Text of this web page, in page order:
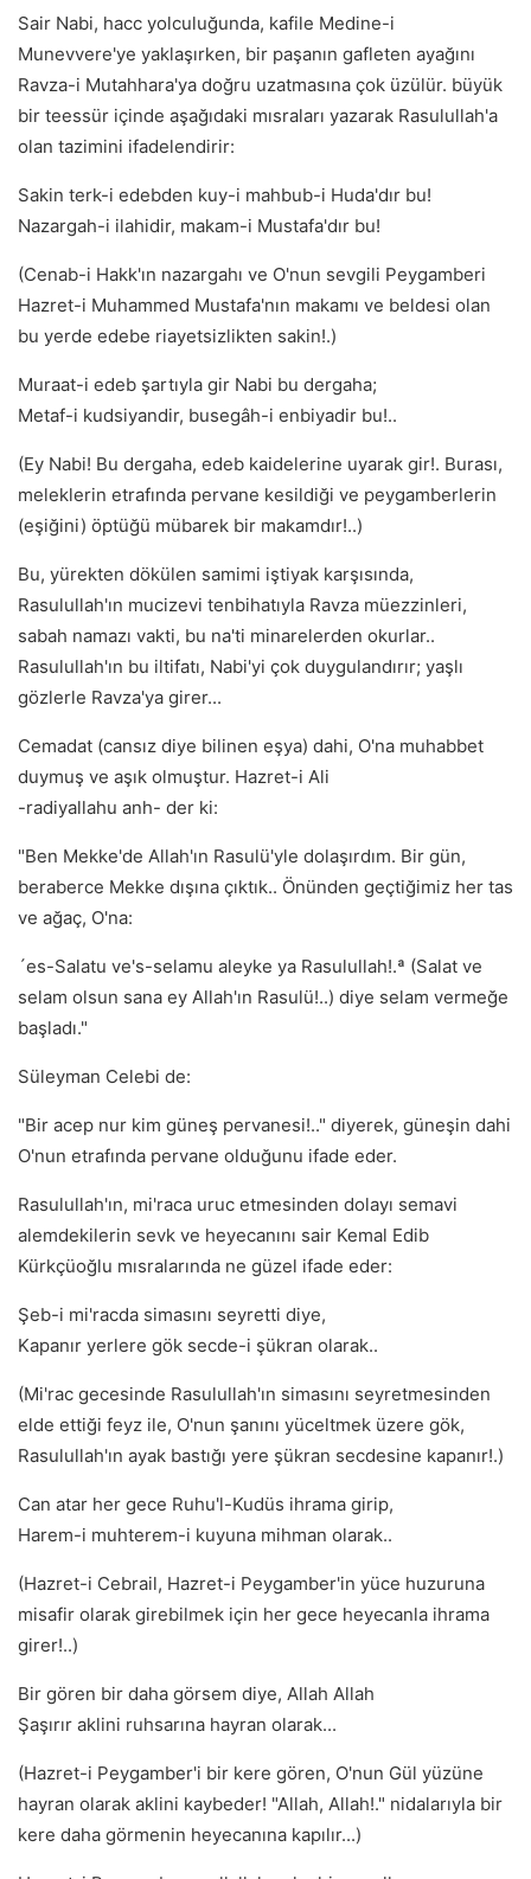
Sair Nabi, hacc yolculuğunda, kafile Medine-i
Munevvere'ye yaklaşırken, bir paşanın gafleten ayağını
Ravza-i Mutahhara'ya doğru uzatmasına çok üzülür. büyük
bir teessür içinde aşağıdaki mısraları yazarak Rasulullah'a
olan tazimini ifadelendirir:
Sakin terk-i edebden kuy-i mahbub-i Huda'dır bu!
Nazargah-i ilahidir, makam-i Mustafa'dır bu!
(Cenab-i Hakk'ın nazargahı ve O'nun sevgili Peygamberi
Hazret-i Muhammed Mustafa'nın makamı ve beldesi olan
bu yerde edebe riayetsizlikten sakin!.)
Muraat-i edeb şartıyla gir Nabi bu dergaha;
Metaf-i kudsiyandir, busegâh-i enbiyadir bu!..
(Ey Nabi! Bu dergaha, edeb kaidelerine uyarak gir!. Burası,
meleklerin etrafında pervane kesildiği ve peygamberlerin
(eşiğini) öptüğü mübarek bir makamdır!..)
Bu, yürekten dökülen samimi iştiyak karşısında,
Rasulullah'ın mucizevi tenbihatıyla Ravza müezzinleri,
sabah namazı vakti, bu na'ti minarelerden okurlar..
Rasulullah'ın bu iltifatı, Nabi'yi çok duygulandırır; yaşlı
gözlerle Ravza'ya girer...
Cemadat (cansız diye bilinen eşya) dahi, O'na muhabbet
duymuş ve aşık olmuştur. Hazret-i Ali
-radiyallahu anh- der ki:
"Ben Mekke'de Allah'ın Rasulü'yle dolaşırdım. Bir gün,
beraberce Mekke dışına çıktık.. Önünden geçtiğimiz her tas
ve ağaç, O'na:
´es-Salatu ve's-selamu aleyke ya Rasulullah!.ª (Salat ve
selam olsun sana ey Allah'ın Rasulü!..) diye selam vermeğe
başladı."
Süleyman Celebi de:
"Bir acep nur kim güneş pervanesi!.." diyerek, güneşin dahi
O'nun etrafında pervane olduğunu ifade eder.
Rasulullah'ın, mi'raca uruc etmesinden dolayı semavi
alemdekilerin sevk ve heyecanını sair Kemal Edib
Kürkçüoğlu mısralarında ne güzel ifade eder:
Şeb-i mi'racda simasını seyretti diye,
Kapanır yerlere gök secde-i şükran olarak..
(Mi'rac gecesinde Rasulullah'ın simasını seyretmesinden
elde ettiği feyz ile, O'nun şanını yüceltmek üzere gök,
Rasulullah'ın ayak bastığı yere şükran secdesine kapanır!.)
Can atar her gece Ruhu'l-Kudüs ihrama girip,
Harem-i muhterem-i kuyuna mihman olarak..
(Hazret-i Cebrail, Hazret-i Peygamber'in yüce huzuruna
misafir olarak girebilmek için her gece heyecanla ihrama
girer!..)
Bir gören bir daha görsem diye, Allah Allah
Şaşırır aklini ruhsarına hayran olarak...
(Hazret-i Peygamber'i bir kere gören, O'nun Gül yüzüne
hayran olarak aklini kaybeder! "Allah, Allah!." nidalarıyla bir
kere daha görmenin heyecanına kapılır...)